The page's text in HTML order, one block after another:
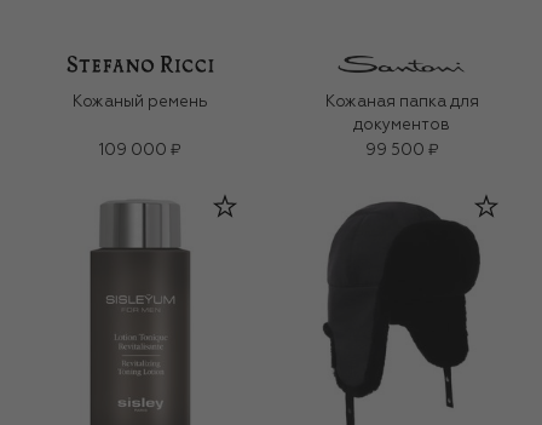
Кожаный ремень
109 000 ₽
Кожаная папка для
документов
99 500 ₽